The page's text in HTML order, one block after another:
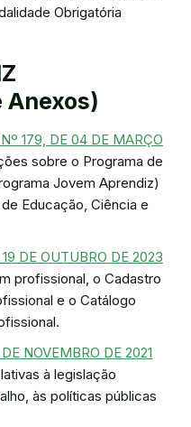
Obrigatória
Anexos)
179, DE 04 DE MARÇO
sobre o Programa de
Jovem Aprendiz)
Educação, Ciência e
DE OUTUBRO DE 2023
profissional, o Cadastro
e o Catálogo
NOVEMBRO DE 2021
à legislação
às políticas públicas